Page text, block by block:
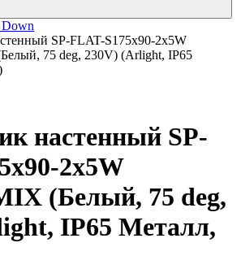
SP-FLAT-S175x90-2x5W
75 deg, 230V) (Arlight, IP65
настенный SP-
2x5W
(Белый, 75 deg,
IP65 Металл,